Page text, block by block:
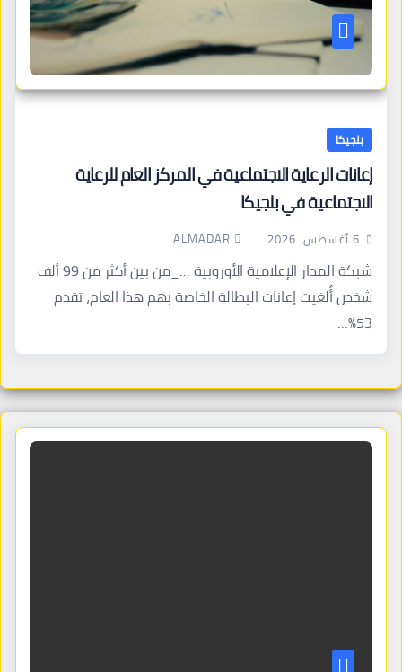
بلجيكا
إعانات الرعاية الاجتماعية في المركز العام للرعاية
الاجتماعية في بلجيكا
6 أغسطس، 2026 ALMADAR
شبكة المدار الإعلامية الأوروبية …_من بين أكثر من 99 ألف
شخص أُلغيت إعانات البطالة الخاصة بهم هذا العام، تقدم
53%…